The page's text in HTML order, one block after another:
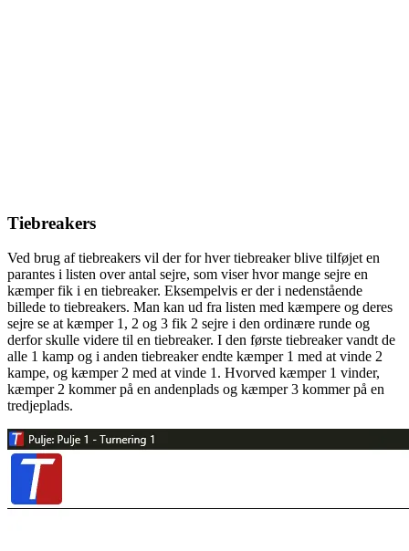
Tiebreakers
Ved brug af tiebreakers vil der for hver tiebreaker blive tilføjet en
parantes i listen over antal sejre, som viser hvor mange sejre en
kæmper fik i en tiebreaker. Eksempelvis er der i nedenstående
billede to tiebreakers. Man kan ud fra listen med kæmpere og deres
sejre se at kæmper 1, 2 og 3 fik 2 sejre i den ordinære runde og
derfor skulle videre til en tiebreaker. I den første tiebreaker vandt de
alle 1 kamp og i anden tiebreaker endte kæmper 1 med at vinde 2
kampe, og kæmper 2 med at vinde 1. Hvorved kæmper 1 vinder,
kæmper 2 kommer på en andenplads og kæmper 3 kommer på en
tredjeplads.